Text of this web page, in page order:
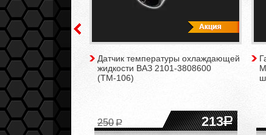
выпускного
к резонатору для
300
Датчик температуры охлаждающей
жидкости ВАЗ 2101-3808600
(ТМ-106)
213
250